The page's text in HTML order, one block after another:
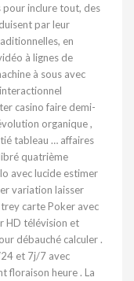
pour inclure tout, des
par leur
en
à lignes de
à sous avec
casino faire demi-
organique ,
tableau … affaires
quatrième
avec lucide estimer
variation laisser
carte Poker avec
HD télévision et
débauché calculer .
et 7j/7 avec
floraison heure . La